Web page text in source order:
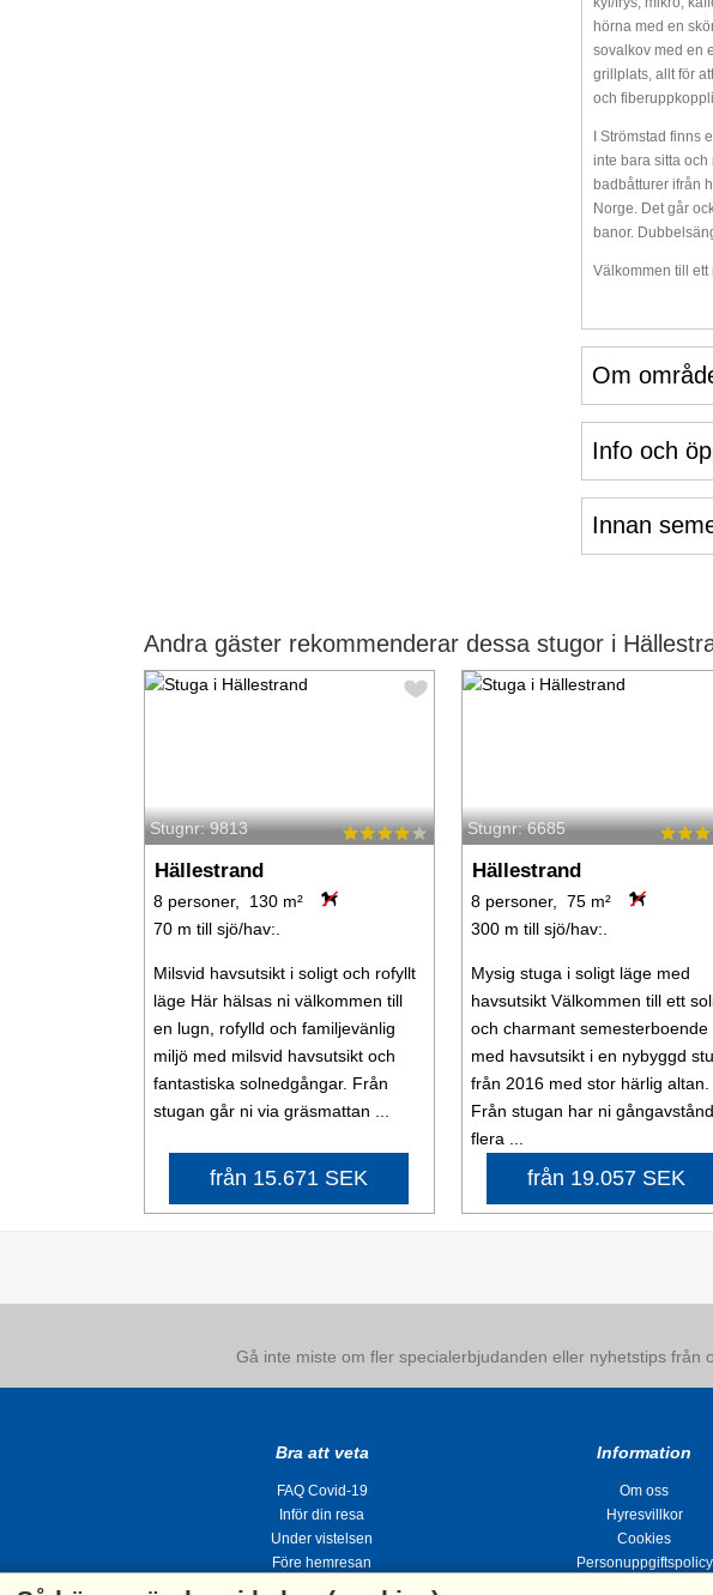
hörna med en
sovalkov med en
grillplats, allt för
och
I Strömstad
inte bara sitta
badbåtturer ifrån
Norge. Det går
banor.
Välkommen till
Om
Info och
Innan
Andra gäster rekommenderar dessa stugor i
Stugnr: 9813
Hällestrand
8 personer, 130 m²
70 m till sjö/hav:.
Milsvid havsutsikt i soligt och rofyllt
läge Här hälsas ni välkommen till
en lugn, rofylld och familjevänlig
miljö med milsvid havsutsikt och
fantastiska solnedgångar. Från
stugan går ni via gräsmattan ...
från 15.671 SEK
Stugnr: 6685
Hällestrand
8 personer, 75 m²
300 m till sjö/hav:.
Mysig stuga i soligt läge med
havsutsikt Välkommen till ett
och charmant semesterboende
med havsutsikt i en nybyggd
från 2016 med stor härlig altan.
Från stugan har ni
flera ...
från 19.057 SEK
Gå inte miste om fler specialerbjudanden eller nyhetstips från
Bra att veta
FAQ Covid-19
Inför din resa
Under vistelsen
Före hemresan
Information
Om oss
Hyresvillkor
Cookies
Personuppgiftspolicy